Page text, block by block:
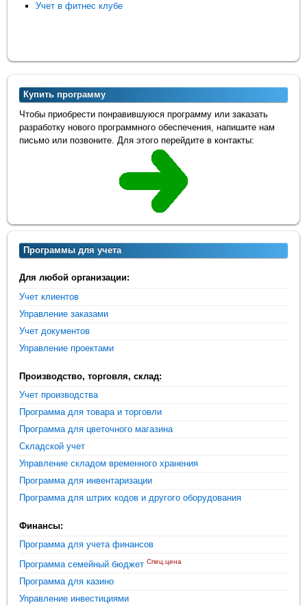
Учет в фитнес клубе
Купить программу
Чтобы приобрести понравившуюся программу или заказать
разработку нового программного обеспечения, напишите нам
письмо или позвоните. Для этого перейдите в контакты:
Программы для учета
Для любой организации:
Учет клиентов
Управление заказами
Учет документов
Управление проектами
Производство, торговля, склад:
Учет производства
Программа для товара и торговли
Программа для цветочного магазина
Складской учет
Управление складом временного хранения
Программа для инвентаризации
Программа для штрих кодов и другого оборудования
Финансы:
Программа для учета финансов
Программа семейный бюджет Спец.цена
Программа для казино
Управление инвестициями